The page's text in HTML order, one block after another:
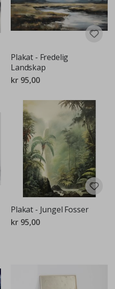
Plakat - Fredelig
Landskap
kr 95,00
Plakat - Jungel Fosser
kr 95,00